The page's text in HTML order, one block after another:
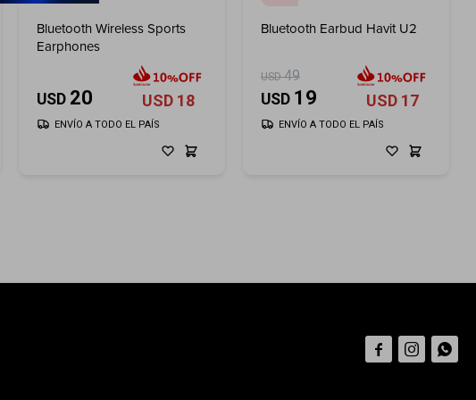
Bluetooth Wireless Sports
Earphones
USD 20 USD 18
ENVÍO A TODO EL PAÍS
Bluetooth Earbud Havit U2
USD 49
USD 19 USD 17
ENVÍO A TODO EL PAÍS
  